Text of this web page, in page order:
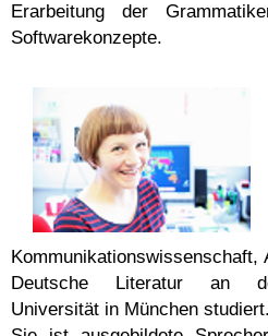
Erarbeitung der
Softwarekonzepte.
Deutsche Literatur an
Universität in München studiert.